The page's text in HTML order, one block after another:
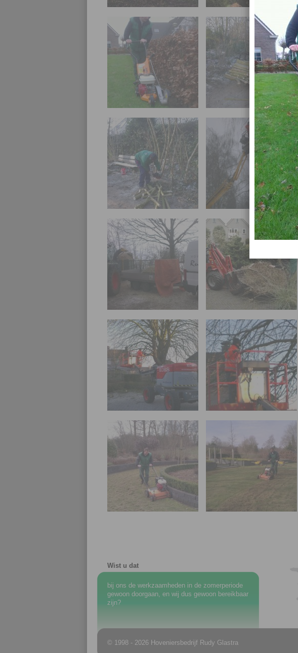
Wist u dat
bij ons de werkzaamheden in de zomerperiode
gewoon doorgaan, en wij dus gewoon bereikbaar
zijn?
© 1998 - 2026 Hoveniersbedrijf Rudy Glastra